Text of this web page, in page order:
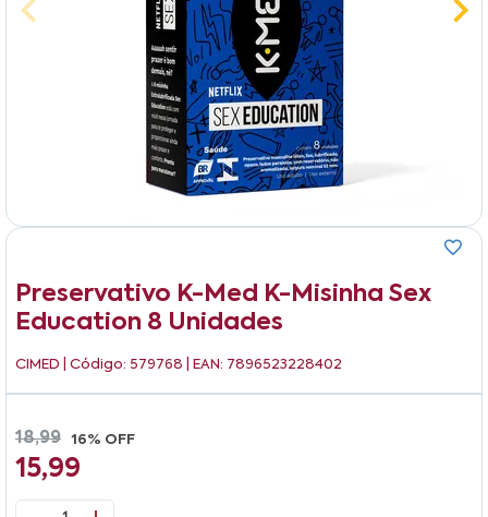
Preservativo K-Med K-Misinha Sex
Education 8 Unidades
CIMED | Código: 579768 | EAN: 7896523228402
18,99 16% OFF
15,99